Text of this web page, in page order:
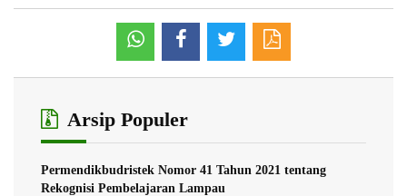
Arsip Populer
Permendikbudristek Nomor 41 Tahun 2021 tentang
Rekognisi Pembelajaran Lampau